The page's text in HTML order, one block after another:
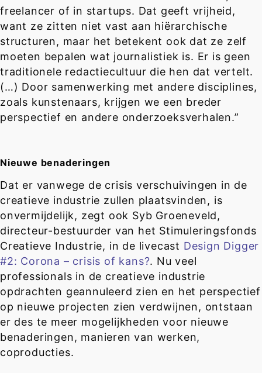
freelancer of in startups. Dat geeft vrijheid,
want ze zitten niet vast aan hiërarchische
structuren, maar het betekent ook dat ze zelf
moeten bepalen wat journalistiek is. Er is geen
traditionele redactiecultuur die hen dat vertelt.
(…) Door samenwerking met andere disciplines,
zoals kunstenaars, krijgen we een breder
perspectief en andere onderzoeksverhalen.”
Nieuwe benaderingen
Dat er vanwege de crisis verschuivingen in de
creatieve industrie zullen plaatsvinden, is
onvermijdelijk, zegt ook Syb Groeneveld,
directeur-bestuurder van het Stimuleringsfonds
Creatieve Industrie, in de livecast Design Digger
#2: Corona – crisis of kans?. Nu veel
professionals in de creatieve industrie
opdrachten geannuleerd zien en het perspectief
op nieuwe projecten zien verdwijnen, ontstaan
er des te meer mogelijkheden voor nieuwe
benaderingen, manieren van werken,
coproducties.